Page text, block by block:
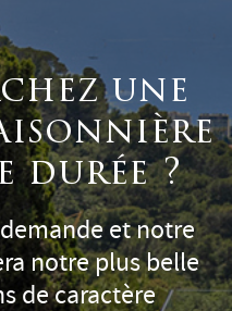
une
durée ?
et notre
notre plus belle
de caractère